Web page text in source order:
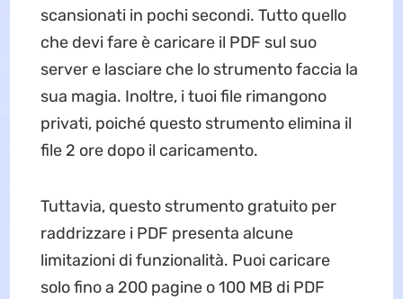
scansionati in pochi secondi. Tutto quello
che devi fare è caricare il PDF sul suo
server e lasciare che lo strumento faccia la
sua magia. Inoltre, i tuoi file rimangono
privati, poiché questo strumento elimina il
file 2 ore dopo il caricamento.
Tuttavia, questo strumento gratuito per
raddrizzare i PDF presenta alcune
limitazioni di funzionalità. Puoi caricare
solo fino a 200 pagine o 100 MB di PDF